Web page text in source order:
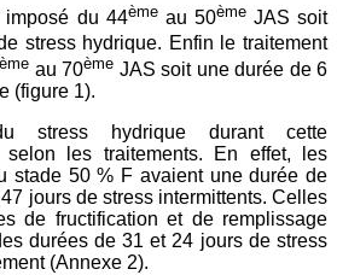
imposé du 44èmeau 50ème JAS soit
stress hydrique. Enfin le traitement
ème au 70ème JAS soit une durée de 6
(figure 1).
stress hydrique durant cette
selon les traitements. En effet, les
stade 50 % F avaient une durée de
jours de stress intermittents. Celles
de fructification et de remplissage
durées de 31 et 24 jours de stress
(Annexe 2).